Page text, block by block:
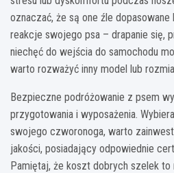
oznaczać, że są one źle dopasowane
reakcje swojego psa – drapanie się,
niechęć do wejścia do samochodu
warto rozważyć inny model lub
Bezpieczne podróżowanie z psem
przygotowania i wyposażenia.
swojego czworonoga, warto
jakości, posiadający odpowiednie
Pamiętaj, że koszt dobrych szelek to